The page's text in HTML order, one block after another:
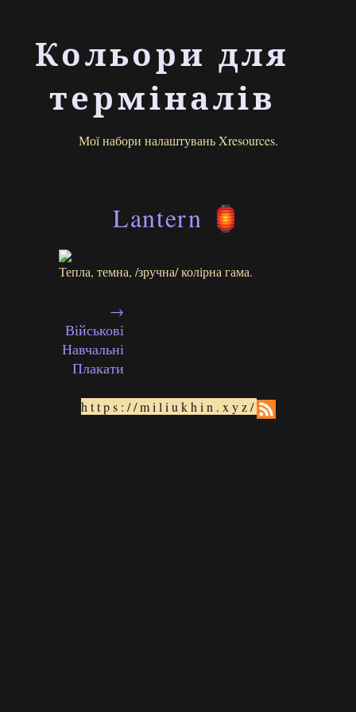
Кольори для
терміналів
Мої набори налаштувань Xresources.
Lantern 🏮
Тепла, темна, /зручна/ колірна гама.
→
Військові
Навчальні
Плакати
https://miliukhin.xyz/